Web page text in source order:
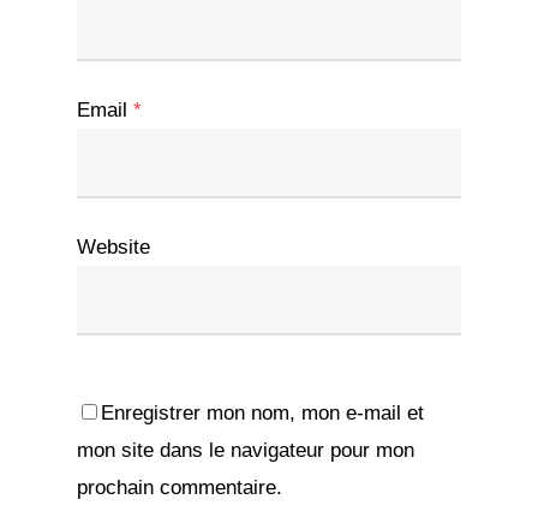
Email *
Website
Enregistrer mon nom, mon e-mail et
mon site dans le navigateur pour mon
prochain commentaire.